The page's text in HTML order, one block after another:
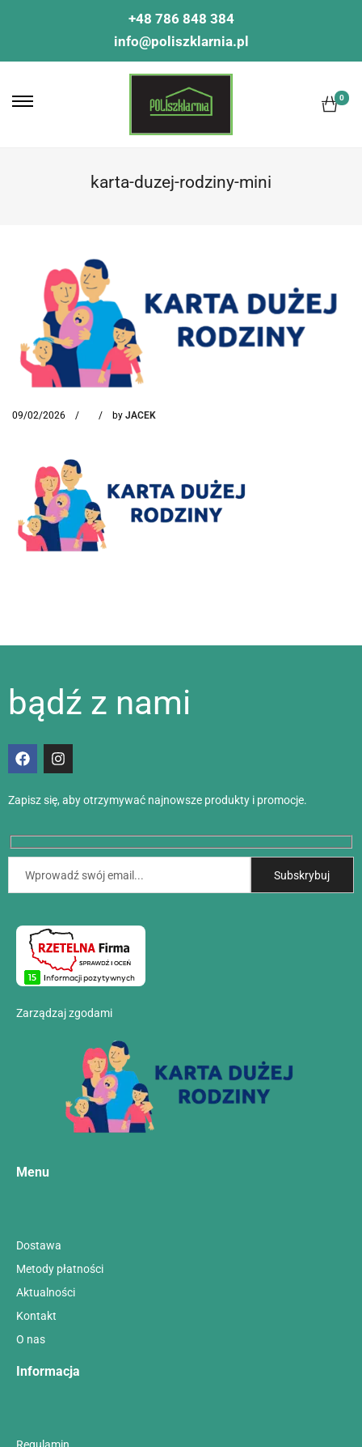
+48 786 848 384
info@poliszklarnia.pl
0
karta-duzej-rodziny-mini
09/02/2026 by JACEK
bądź z nami
Zapisz się, aby otrzymywać najnowsze produkty i promocje.
Zarządzaj zgodami
Menu
Dostawa
Metody płatności
Aktualności
Kontakt
O nas
Informacja